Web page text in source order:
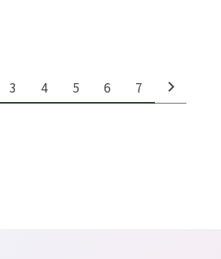
3 4 5 6 7